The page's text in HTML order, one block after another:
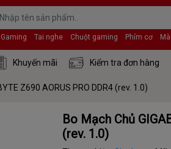
Gaming Tai nghe Chuột gaming Phím cơ
Khuyến mãi Kiểm tra đơn hàng
Z690 AORUS PRO DDR4 (rev. 1.0)
Bo Mạch Chủ
(rev. 1.0)